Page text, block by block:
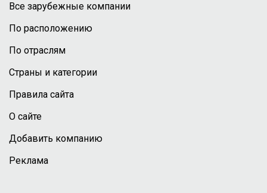
Все зарубежные компании
По расположению
По отраслям
Страны и категории
Правила сайта
О сайте
Добавить компанию
Реклама